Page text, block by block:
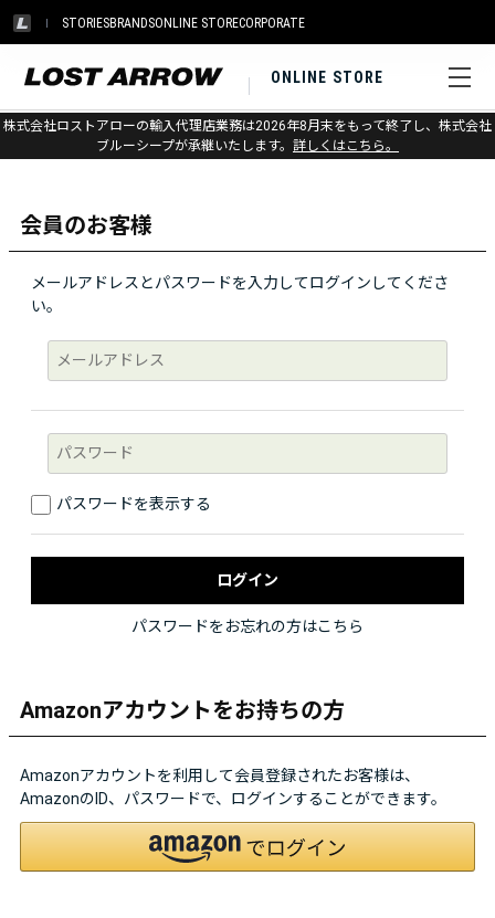
STORIESBRANDSONLINE STORECORPORATE
ONLINE STORE
株式会社ロストアローの輸入代理店業務は2026年8月末をもって終了し、株式会社
ブルーシープが承継いたします。 詳しくはこちら。
ログイン
会員のお客様
メールアドレスとパスワードを入力してログインしてくださ
い。
パスワードを表示する
パスワードをお忘れの方はこちら
Amazonアカウントをお持ちの方
Amazonアカウントを利用して会員登録されたお客様は、
AmazonのID、パスワードで、ログインすることができます。